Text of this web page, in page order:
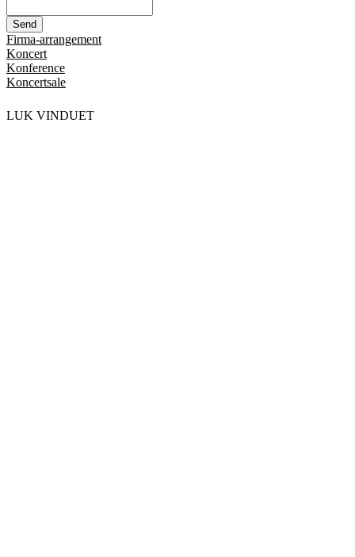
Firma-arrangement
Koncert
Konference
Koncertsale
LUK VINDUET